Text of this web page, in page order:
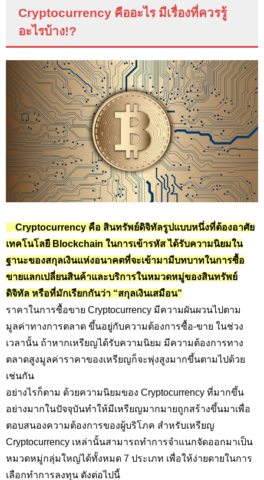
Cryptocurrencyคืออะไร มีเรื่องที่ควรรู้
อะไรบ้าง!?
Cryptocurrency คือ สินทรัพย์ดิจิทัลรูปแบบหนึ่งที่ต้องอาศัย
เทคโนโลยี Blockchain ในการเข้ารหัส ได้รับความนิยมใน
ฐานะของสกุลเงินแห่งอนาคตที่จะเข้ามามีบทบาทในการซื้อ
ขายแลกเปลี่ยนสินค้าและบริการในหมวดหมู่ของสินทรัพย์
ดิจิทัล หรือที่มักเรียกกันว่า “สกุลเงินเสมือน”
ราคาในการซื้อขาย Cryptocurrency มีความผันผวนไปตาม
มูลค่าทางการตลาด ขึ้นอยู่กับความต้องการซื้อ-ขาย ในช่วง
เวลานั้น ถ้าหากเหรียญได้รับความนิยม มีความต้องการทาง
ตลาดสูงมูลค่าราคาของเหรียญก็จะพุ่งสูงมากขึ้นตามไปด้วย
เช่นกัน
อย่างไรก็ตาม ด้วยความนิยมของ Cryptocurrency ที่มากขึ้น
อย่างมากในปัจจุบันทำให้มีเหรียญมากมายถูกสร้างขึ้นมาเพื่อ
ตอบสนองความต้องการของผู้บริโภค สำหรับเหรียญ
Cryptocurrency เหล่านั้นสามารถทำการจำแนกจัดออกมาเป็น
หมวดหมู่กลุ่มใหญ่ได้ทั้งหมด 7 ประเภท เพื่อให้ง่ายดายในการ
เลือกทำการลงทุน ดังต่อไปนี้